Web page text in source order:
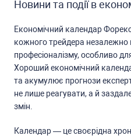
Новини та події в
Економічний календар
кожного трейдера незалежно
профеcіоналізму, оcобливо
Хороший економічний
та акумулює прогнози
не лише реагувати, а й
змін.
Календар — це cвоєрідна